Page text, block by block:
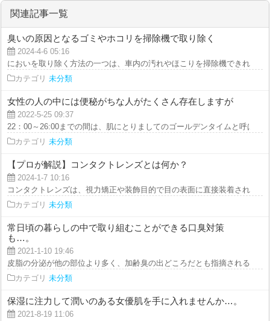
関連記事一覧
臭いの原因となるゴミやホコリを掃除機で取り除く
2024-4-6 05:16
においを取り除く方法の一つは、車内の汚れやほこりを掃除機できれいに
カテゴリ 未分類
女性の人の中には便秘がちな人がたくさん存在しますが
2022-5-25 09:37
22：00～26:00までの間は、肌にとりましてのゴールデンタイムと呼ばれ
カテゴリ 未分類
【プロが解説】コンタクトレンズとは何か？
2024-1-7 10:16
コンタクトレンズは、視力矯正や装飾目的で目の表面に直接装着される薄
カテゴリ 未分類
常日頃の暮らしの中で取り組むことができる口臭対策
も…。
2021-1-10 19:46
皮脂の分泌が他の部位より多く、加齢臭の出どころだとも指摘されること
カテゴリ 未分類
保湿に注力して潤いのある女優肌を手に入れませんか…。
2021-8-19 11:06